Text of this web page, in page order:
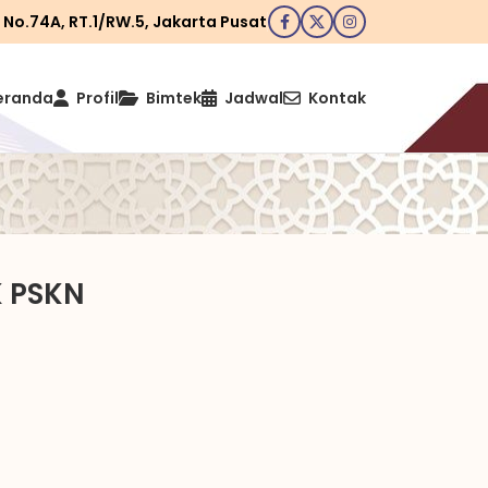
RT.1/RW.5, Jakarta Pusat
Profil Bimtek Jadwal Kontak